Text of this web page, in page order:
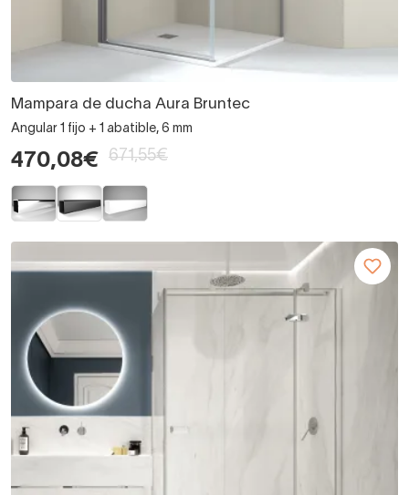
Mampara de ducha Aura Bruntec
Angular 1 fijo + 1 abatible, 6 mm
470,08€ 671,55€